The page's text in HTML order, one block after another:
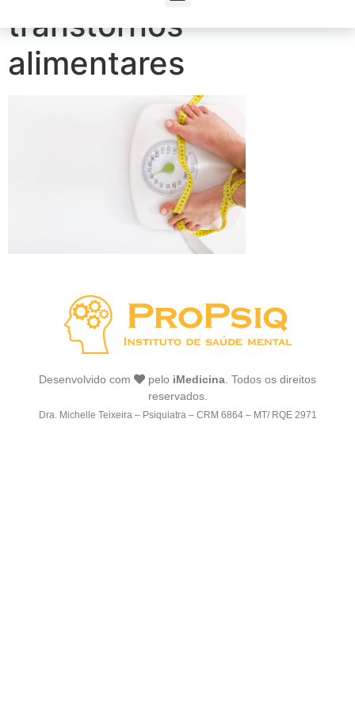
transtornos
alimentares
Desenvolvido com pelo iMedicina. Todos os direitos
reservados.
Dra. Michelle Teixeira – Psiquiatra – CRM 6864 – MT/ RQE 2971